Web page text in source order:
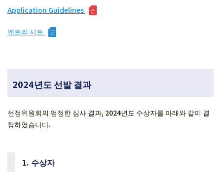
Application Guidelines
엔트리 시트
2024년도 선발 결과
선정위원회의 엄정한 심사 결과, 2024년도 수상자를 아래와 같이 결
정하였습니다.
1. 수상자